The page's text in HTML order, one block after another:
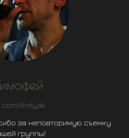
timlyak
за неповторимую съемку
группы!